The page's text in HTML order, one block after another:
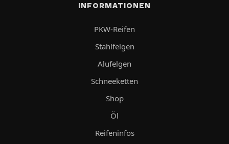
INFORMATIONEN
PKW-Reifen
Stahlfelgen
Alufelgen
Schneeketten
Shop
Öl
Reifeninfos